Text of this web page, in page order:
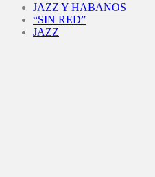
JAZZ Y HABANOS
“SIN RED”
JAZZ